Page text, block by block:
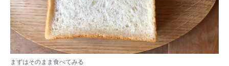
まずはそのまま食べてみる​​​